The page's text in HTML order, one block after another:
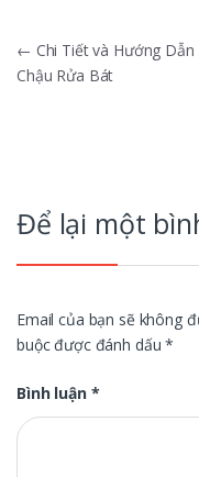
Điều
hướng
← Chi Tiết và Hướng Dẫn
Chậu Rửa Bát
Để lại một
Email của bạn sẽ không
buộc được đánh dấu*
Bình luận *